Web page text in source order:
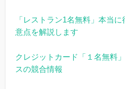
「レストラン1名無料」本当
意点を解説します
クレジットカード「１名無料
スの競合情報